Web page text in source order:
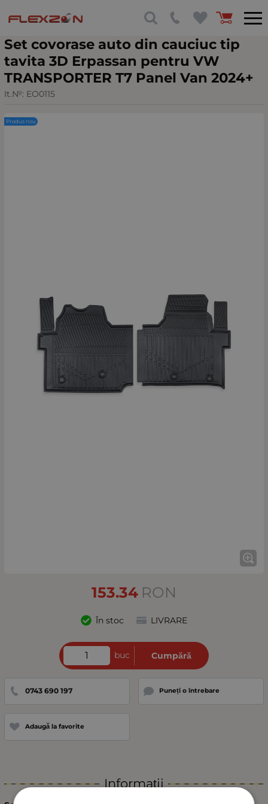
Set covorase auto din cauciuc tip
tavita 3D Erpassan pentru VW
TRANSPORTER T7 Panel Van 2024+
It.№: EO0115
Produs nou
153.34 RON
În stoc LIVRARE
buc Cumpără
0743 690 197 Puneți o întrebare
Adaugă la favorite
Informații